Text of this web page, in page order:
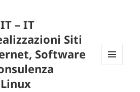
– IT
Siti
Software